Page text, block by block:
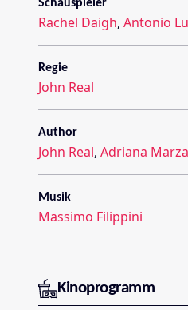
Schauspieler
Rachel Daigh, Antonio
Regie
John Real
Author
John Real, Adriana
Musik
Massimo Filippini
Kinoprogramm